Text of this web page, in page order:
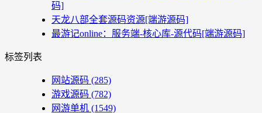
码]
天龙八部全套源码资源[端游源码]
最游记online：服务端-核心库-源代码[端游源码]
标签列表
网站源码 (285)
游戏源码 (782)
网游单机 (1549)